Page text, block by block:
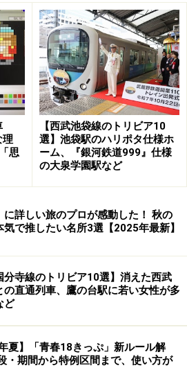
、渋川では30分近い停車時間が
機関車を眺めたり記念撮影も可
転車台で機関車の方向転換を間
する機関車をゆっくり眺めるスペ
ープンしたD51ルーム
ルームを1室オープンした。室内
れ、テーブル、浴室、ロッカー
関連の調度が置かれて鉄道フ
形498号機に因んで、部屋代は
年10月の開業以来、人気沸騰
理
思
【西武池袋線のトリビア10
選】池袋駅のハリポタ仕様ホ
ーム、『銀河鉄道999』仕様
の大泉学園駅など
に詳しい旅のプロが感動した！ 秋の
気で推したい名所3選【2025年最新】
分寺線のトリビア10選】消えた西武
の直通列車、鷹の台駅に若い女性が多
ど
夏】「青春18きっぷ」新ルール解
・期間から特例区間まで、使い方が